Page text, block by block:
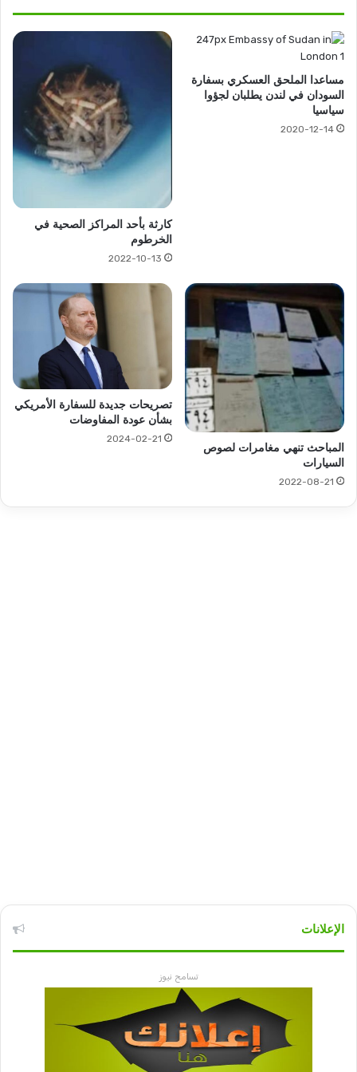
مساعدا الملحق العسكري بسفارة
السودان في لندن يطلبان لجؤوا
سياسيا
2020-12-14
كارثة بأحد المراكز الصحية في
الخرطوم
2022-10-13
المباحث تنهي مغامرات لصوص
السيارات
2022-08-21
تصريحات جديدة للسفارة الأمريكي
بشأن عودة المفاوضات
2024-02-21
الإعلانات
تسامح نيوز